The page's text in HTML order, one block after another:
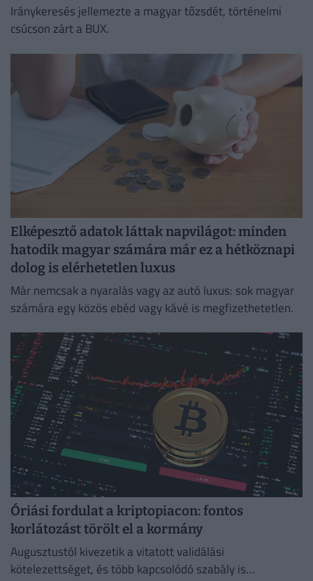
Iránykeresés jellemezte a magyar tőzsdét, történelmi
csúcson zárt a BUX.
Elképesztő adatok láttak napvilágot: minden
hatodik magyar számára már ez a hétköznapi
dolog is elérhetetlen luxus
Már nemcsak a nyaralás vagy az autó luxus: sok magyar
számára egy közös ebéd vagy kávé is megfizethetetlen.
Óriási fordulat a kriptopiacon: fontos
korlátozást törölt el a kormány
Augusztustól kivezetik a vitatott validálási
kötelezettséget, és több kapcsolódó szabály is